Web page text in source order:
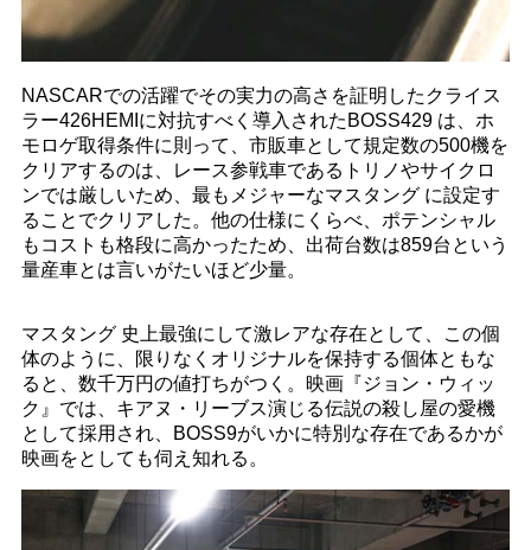
NASCARでの活躍でその実力の高さを証明したクライス
ラー426HEMIに対抗すべく導入されたBOSS429 は、ホ
モロゲ取得条件に則って、市販車として規定数の500機を
クリアするのは、レース参戦車であるトリノやサイクロ
ンでは厳しいため、最もメジャーなマスタング に設定す
ることでクリアした。他の仕様にくらべ、ポテンシャル
もコストも格段に高かったため、出荷台数は859台という
量産車とは言いがたいほど少量。
マスタング 史上最強にして激レアな存在として、この個
体のように、限りなくオリジナルを保持する個体ともな
ると、数千万円の値打ちがつく。映画『ジョン・ウィッ
ク』では、キアヌ・リーブス演じる伝説の殺し屋の愛機
として採用され、BOSS9がいかに特別な存在であるかが
映画をとしても伺え知れる。